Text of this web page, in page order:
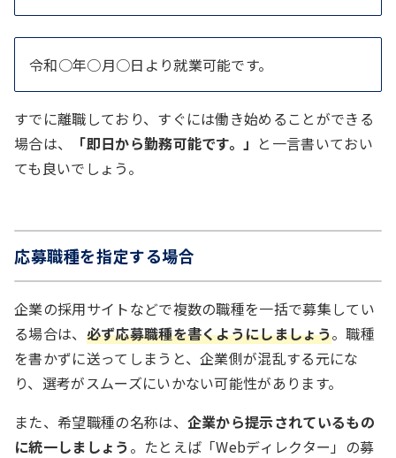
令和○年○月○日より就業可能です。
すでに離職しており、すぐには働き始めることができる
場合は、
「即日から勤務可能です。」 と一言書いておい
ても良いでしょう。
応募職種を指定する場合
企業の採用サイトなどで複数の職種を一括で募集してい
る場合は、 必ず応募職種を書くようにしましょう。職種
を書かずに送ってしまうと、企業側が混乱する元にな
り、選考がスムーズにいかない可能性があります。
また、希望職種の名称は、 企業から提示されているもの
に統一しましょう 。たとえば「Webディレクター」の募